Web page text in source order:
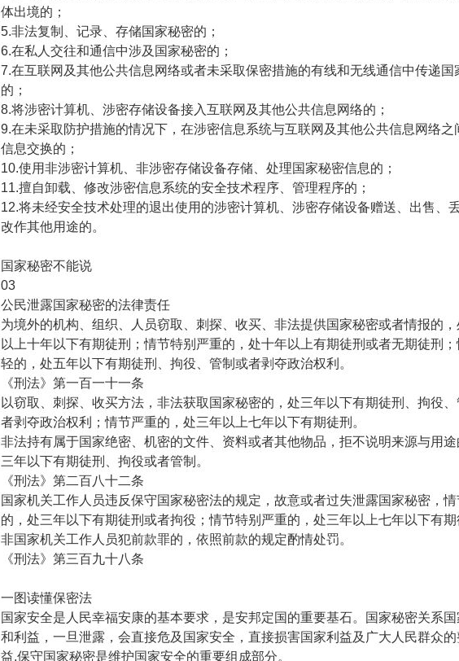
体出境的；
5.非法复制、记录、存储国家秘密的；
6.在私人交往和通信中涉及国家秘密的；
7.在互联网及其他公共信息网络或者未采取保密措施的有线和无线通信中传递国
的；
8.将涉密计算机、涉密存储设备接入互联网及其他公共信息网络的；
9.在未采取防护措施的情况下，在涉密信息系统与互联网及其他公共信息网络之
信息交换的；
10.使用非涉密计算机、非涉密存储设备存储、处理国家秘密信息的；
11.擅自卸载、修改涉密信息系统的安全技术程序、管理程序的；
12.将未经安全技术处理的退出使用的涉密计算机、涉密存储设备赠送、出售、
改作其他用途的。
国家秘密不能说
03
公民泄露国家秘密的法律责任
为境外的机构、组织、人员窃取、刺探、收买、非法提供国家秘密或者情报的
以上十年以下有期徒刑；情节特别严重的，处十年以上有期徒刑或者无期徒刑
轻的，处五年以下有期徒刑、拘役、管制或者剥夺政治权利。
《刑法》第一百一十一条
以窃取、刺探、收买方法，非法获取国家秘密的，处三年以下有期徒刑、拘役
者剥夺政治权利；情节严重的，处三年以上七年以下有期徒刑。
非法持有属于国家绝密、机密的文件、资料或者其他物品，拒不说明来源与用途
三年以下有期徒刑、拘役或者管制。
《刑法》第二百八十二条
国家机关工作人员违反保守国家秘密法的规定，故意或者过失泄露国家秘密，
的，处三年以下有期徒刑或者拘役；情节特别严重的，处三年以上七年以下有期
非国家机关工作人员犯前款罪的，依照前款的规定酌情处罚。
《刑法》第三百九十八条
一图读懂保密法
国家安全是人民幸福安康的基本要求，是安邦定国的重要基石。国家秘密关系国
和利益，一旦泄露，会直接危及国家安全，直接损害国家利益及广大人民群众的
益,保守国家秘密是维护国家安全的重要组成部分。